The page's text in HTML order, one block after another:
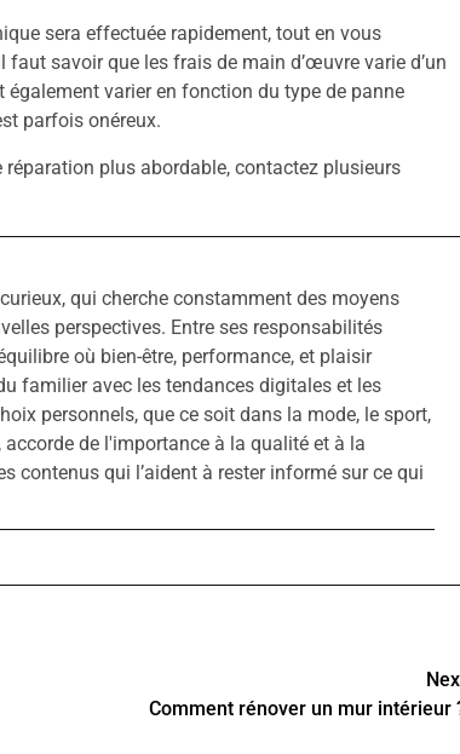
sera effectuée rapidement, tout en vous
savoir que les frais de main d’œuvre varie d’un
varier en fonction du type de panne
parfois onéreux.
plus abordable, contactez plusieurs
qui cherche constamment des moyens
perspectives. Entre ses responsabilités
où bien-être, performance, et plaisir
familier avec les tendances digitales et les
personnels, que ce soit dans la mode, le sport,
de l'importance à la qualité et à la
contenus qui l’aident à rester informé sur ce qui
Comment rénover un mur intérieur